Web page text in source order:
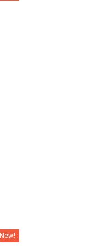
New!